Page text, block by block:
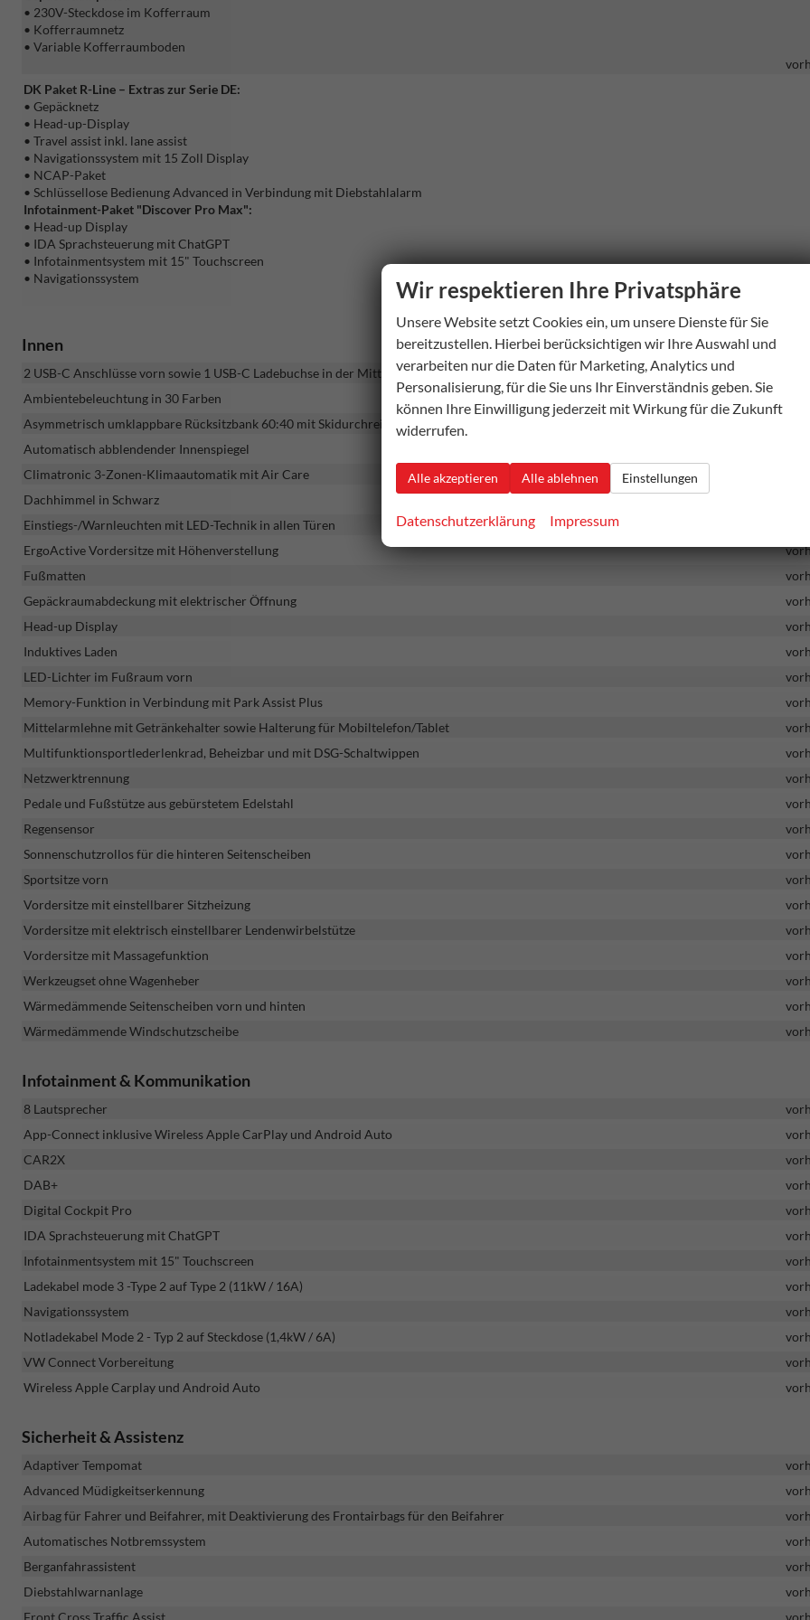
• 230V-Steckdose im Kofferraum
• Kofferraumnetz
• Variable Kofferraumboden
DK Paket R-Line – Extras zur Serie DE:
• Gepäcknetz
• Head-up-Display
• Travel assist inkl. lane assist
• Navigationssystem mit 15 Zoll Display
• NCAP-Paket
• Schlüssellose Bedienung Advanced in Verbindung mit Diebstahlalarm
Infotainment-Paket "Discover Pro Max":
• Head-up Display
• IDA Sprachsteuerung mit ChatGPT
• Infotainmentsystem mit 15" Touchscreen
• Navigationssystem
Innen
2 USB-C Anschlüsse vorn sowie 1 USB-C Ladebuchse in der Mittelkonsole hinten
Ambientebeleuchtung in 30 Farben
Asymmetrisch umklappbare Rücksitzbank 60:40 mit Skidurchreiche
Automatisch abblendender Innenspiegel
Climatronic 3-Zonen-Klimaautomatik mit Air Care
Dachhimmel in Schwarz
Einstiegs-/Warnleuchten mit LED-Technik in allen Türen
ErgoActive Vordersitze mit Höhenverstellung
Fußmatten
Gepäckraumabdeckung mit elektrischer Öffnung
Head-up Display
Induktives Laden
LED-Lichter im Fußraum vorn
Memory-Funktion in Verbindung mit Park Assist Plus
Mittelarmlehne mit Getränkehalter sowie Halterung für Mobiltelefon/Tablet
Multifunktionsportlederlenkrad, Beheizbar und mit DSG-Schaltwippen
Netzwerktrennung
Pedale und Fußstütze aus gebürstetem Edelstahl
Regensensor
Sonnenschutzrollos für die hinteren Seitenscheiben
Sportsitze vorn
Vordersitze mit einstellbarer Sitzheizung
Vordersitze mit elektrisch einstellbarer Lendenwirbelstütze
Vordersitze mit Massagefunktion
Werkzeugset ohne Wagenheber
Wärmedämmende Seitenscheiben vorn und hinten
Wärmedämmende Windschutzscheibe
Infotainment & Kommunikation
8 Lautsprecher
App-Connect inklusive Wireless Apple CarPlay und Android Auto
CAR2X
DAB+
Digital Cockpit Pro
IDA Sprachsteuerung mit ChatGPT
Infotainmentsystem mit 15" Touchscreen
Ladekabel mode 3 -Type 2 auf Type 2 (11kW / 16A)
Navigationssystem
Notladekabel Mode 2 - Typ 2 auf Steckdose (1,4kW / 6A)
VW Connect Vorbereitung
Wireless Apple Carplay und Android Auto
Sicherheit & Assistenz
Adaptiver Tempomat
Advanced Müdigkeitserkennung
Airbag für Fahrer und Beifahrer, mit Deaktivierung des Frontairbags für den Beifahrer
Automatisches Notbremssystem
Berganfahrassistent
Diebstahlwarnanlage
Front Cross Traffic Assist
Wir respektieren Ihre Privatsphäre
Unsere Website setzt Cookies ein, um unsere Dienste für Sie
bereitzustellen. Hierbei berücksichtigen wir Ihre Auswahl und
verarbeiten nur die Daten für Marketing, Analytics und
Personalisierung, für die Sie uns Ihr Einverständnis geben. Sie
können Ihre Einwilligung jederzeit mit Wirkung für die Zukunft
widerrufen.
Alle akzeptieren Alle ablehnen Einstellungen
Datenschutzerklärung Impressum